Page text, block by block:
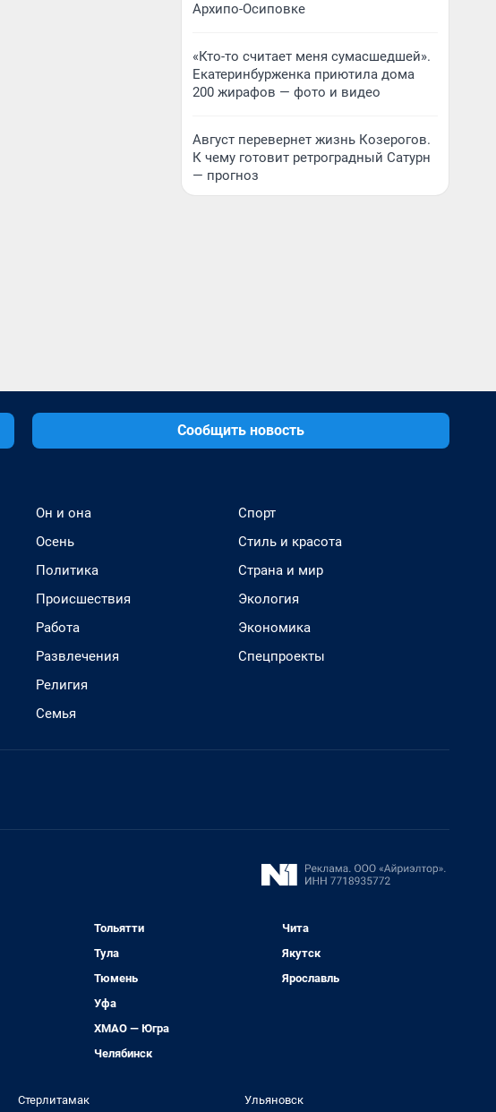
Архипо-Осиповке
«Кто-то считает меня сумасшедшей».
Екатеринбурженка приютила дома
200 жирафов — фото и видео
Август перевернет жизнь Козерогов.
К чему готовит ретроградный Сатурн
— прогноз
Сообщить новость
Он и она
Осень
Политика
Происшествия
Работа
Развлечения
Религия
Семья
Спорт
Стиль и красота
Страна и мир
Экология
Экономика
Спецпроекты
Тольятти
Тула
Тюмень
Уфа
ХМАО — Югра
Челябинск
Чита
Якутск
Ярославль
Стерлитамак Ульяновск